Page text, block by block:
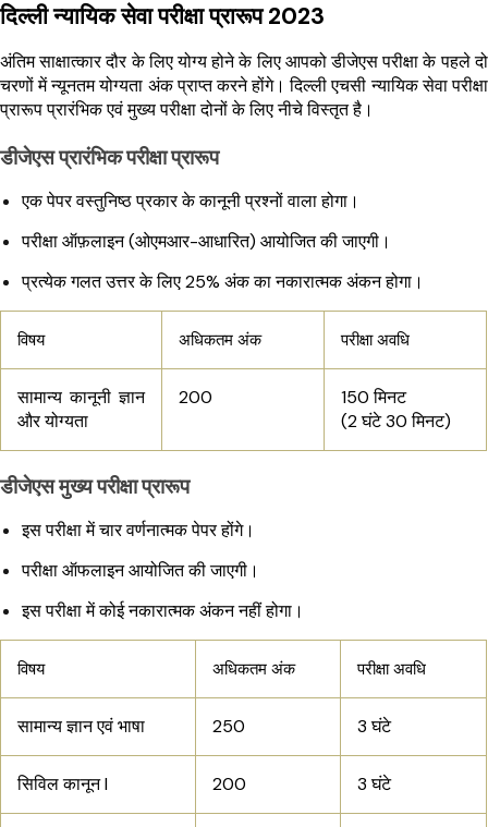
दिल्ली न्यायिक सेवा परीक्षा प्रारूप 2023
अंतिम साक्षात्कार दौर के लिए योग्य होने के लिए आपको डीजेएस परीक्षा के पहले दो
चरणों में न्यूनतम योग्यता अंक प्राप्त करने होंगे। दिल्ली एचसी न्यायिक सेवा परीक्षा
प्रारूप प्रारंभिक एवं मुख्य परीक्षा दोनों के लिए नीचे विस्तृत है।
डीजेएस प्रारंभिक परीक्षा प्रारूप
एक पेपर वस्तुनिष्ठ प्रकार के कानूनी प्रश्नों वाला होगा।
परीक्षा ऑफ़लाइन (ओएमआर-आधारित) आयोजित की जाएगी।
प्रत्येक गलत उत्तर के लिए 25% अंक का नकारात्मक अंकन होगा।
विषय अधिकतम अंक परीक्षा अवधि
सामान्य कानूनी ज्ञान
और योग्यता
200
150 मिनट
(2 घंटे 30 मिनट)
डीजेएस मुख्य परीक्षा प्रारूप
इस परीक्षा में चार वर्णनात्मक पेपर होंगे।
परीक्षा ऑफलाइन आयोजित की जाएगी।
इस परीक्षा में कोई नकारात्मक अंकन नहीं होगा।
विषय अधिकतम अंक परीक्षा अवधि
सामान्य ज्ञान एवं भाषा 250 3 घंटे
सिविल कानून I 200 3 घंटे